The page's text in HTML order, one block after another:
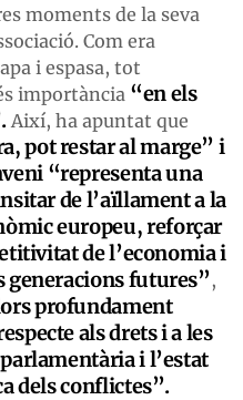
moments de la seva
Com era
i espasa, tot
importància “en els
Així, ha apuntat que
pot restar al marge” i
“representa una
de l’aïllament a la
europeu, reforçar
de l’economia i
generacions futures”,
profundament
als drets i a les
i l’estat
dels conflictes”.